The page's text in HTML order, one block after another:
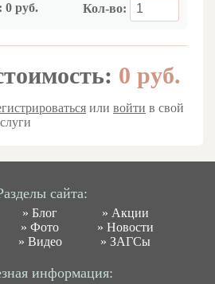
0 руб. Кол-во:
0 руб.
или войти в свой
сайта:
»Блог
»Фото
» Видео
» Акции
» Новости
» ЗАГСы
информация: